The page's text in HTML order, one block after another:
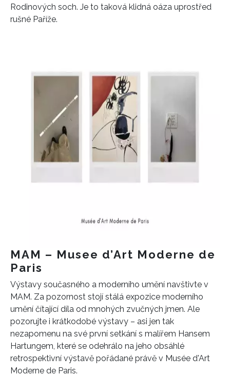
Rodinových soch. Je to taková klidná oáza uprostřed
rušné Paříže.
MAM – Musee d’Art Moderne de
Paris
Výstavy současného a moderního umění navštivte v
MAM. Za pozornost stojí stálá expozice moderního
umění čítající díla od mnohých zvučných jmen. Ale
pozorujte i krátkodobé výstavy – asi jen tak
nezapomenu na své první setkání s malířem Hansem
Hartungem, které se odehrálo na jeho obsáhlé
retrospektivní výstavě pořádané právě v Musée d'Art
Moderne de Paris.